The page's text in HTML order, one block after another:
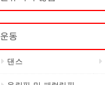
운동
댄스